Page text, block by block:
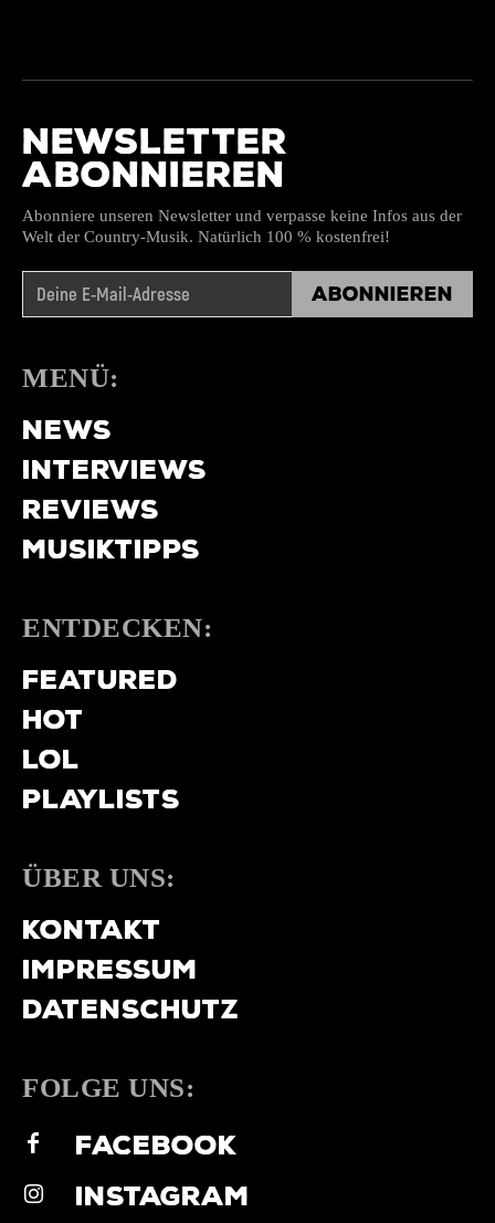
NEWSLETTER
ABONNIEREN
Abonniere unseren Newsletter und verpasse keine Infos aus der
Welt der Country-Musik. Natürlich 100 % kostenfrei!
Abonnieren
MENÜ:
NEWS
INTERVIEWS
REVIEWS
MUSIKTIPPS
ENTDECKEN:
FEATURED
HOT
LOL
PLAYLISTS
ÜBER UNS:
KONTAKT
IMPRESSUM
DATENSCHUTZ
FOLGE UNS:
FACEBOOK
INSTAGRAM